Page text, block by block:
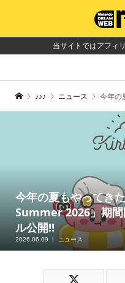
当サイトではアフィ
♪♪♪ ニュース 今年の夏もや
今年の夏もやってき
Summer 2026」期間
ル公開!!
2026.06.09 ニュース